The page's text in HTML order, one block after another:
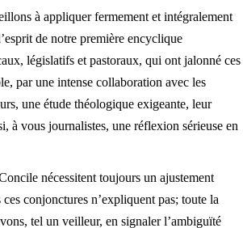
à appliquer fermement et intégralement
de notre première encyclique
législatifs et pastoraux, qui ont jalonné ces
par une intense collaboration avec les
une étude théologique exigeante, leur
à vous journalistes, une réflexion sérieuse en
nécessitent toujours un ajustement
conjonctures n’expliquent pas; toute la
tel un veilleur, en signaler l’ambiguïté